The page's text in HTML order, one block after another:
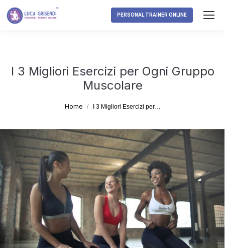
PERSONAL TRAINER ONLINE
I 3 Migliori Esercizi per Ogni Gruppo
Muscolare
Tu sei qui:
Home I 3 Migliori Esercizi per…